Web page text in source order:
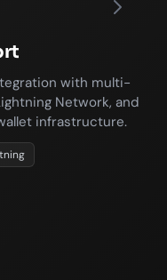
with multi-
Network, and
infrastructure.